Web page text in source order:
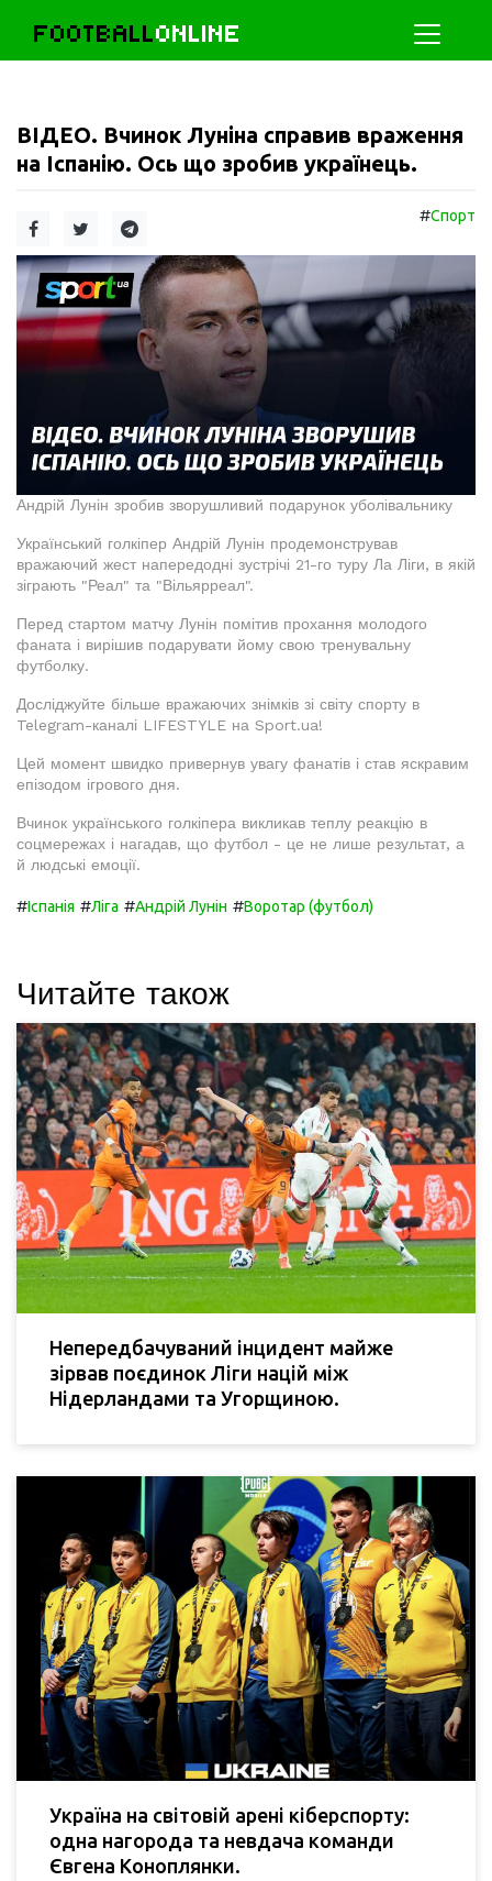
FOOTBALLONLINE
ВІДЕО. Вчинок Луніна справив враження
на Іспанію. Ось що зробив українець.
#Спорт
Андрій Лунін зробив зворушливий подарунок уболівальнику
Український голкіпер Андрій Лунін продемонстрував
вражаючий жест напередодні зустрічі 21-го туру Ла Ліги, в якій
зіграють "Реал" та "Вільярреал".
Перед стартом матчу Лунін помітив прохання молодого
фаната і вирішив подарувати йому свою тренувальну
футболку.
Досліджуйте більше вражаючих знімків зі світу спорту в
Telegram-каналі LIFESTYLE на Sport.ua!
Цей момент швидко привернув увагу фанатів і став яскравим
епізодом ігрового дня.
Вчинок українського голкіпера викликав теплу реакцію в
соцмережах і нагадав, що футбол - це не лише результат, а
й людські емоції.
#Іспанія #Ліга #Андрій Лунін #Воротар (футбол)
Читайте також
Непередбачуваний інцидент майже
зірвав поєдинок Ліги націй між
Нідерландами та Угорщиною.
Україна на світовій арені кіберспорту:
одна нагорода та невдача команди
Євгена Коноплянки.